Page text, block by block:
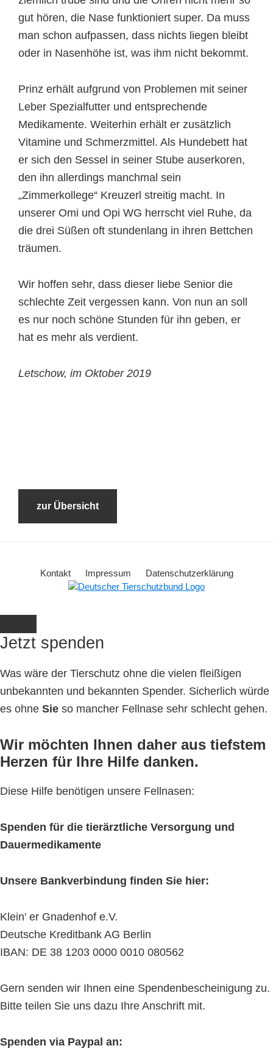
gut hören, die Nase funktioniert super. Da muss
man schon aufpassen, dass nichts liegen bleibt
oder in Nasenhöhe ist, was ihm nicht bekommt.
Prinz erhält aufgrund von Problemen mit seiner
Leber Spezialfutter und entsprechende
Medikamente. Weiterhin erhält er zusätzlich
Vitamine und Schmerzmittel. Als Hundebett hat
er sich den Sessel in seiner Stube auserkoren,
den ihn allerdings manchmal sein
„Zimmerkollege“ Kreuzerl streitig macht. In
unserer Omi und Opi WG herrscht viel Ruhe, da
die drei Süßen oft stundenlang in ihren Bettchen
träumen.
Wir hoffen sehr, dass dieser liebe Senior die
schlechte Zeit vergessen kann. Von nun an soll
es nur noch schöne Stunden für ihn geben, er
hat es mehr als verdient.
Letschow, im Oktober 2019
zur Übersicht
Kontakt Impressum Datenschutzerklärung
Jetzt spenden
Was wäre der Tierschutz ohne die vielen fleißigen
unbekannten und bekannten Spender. Sicherlich würde
es ohne Sie so mancher Fellnase sehr schlecht gehen.
Wir möchten Ihnen daher aus tiefstem
Herzen für Ihre Hilfe danken.
Diese Hilfe benötigen unsere Fellnasen:
Spenden für die tierärztliche Versorgung und
Dauermedikamente
Unsere Bankverbindung finden Sie hier:
Klein' er Gnadenhof e.V.
Deutsche Kreditbank AG Berlin
IBAN: DE 38 1203 0000 0010 080562
Gern senden wir Ihnen eine Spendenbescheinigung zu.
Bitte teilen Sie uns dazu Ihre Anschrift mit.
Spenden via Paypal an: